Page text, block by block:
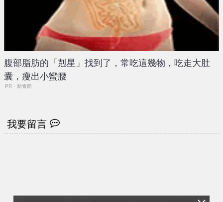
腹部脂肪的「剋星」找到了，常吃這幾物，吃走大肚
囊，瘦出小蠻腰
PR・新素簡
我要留言